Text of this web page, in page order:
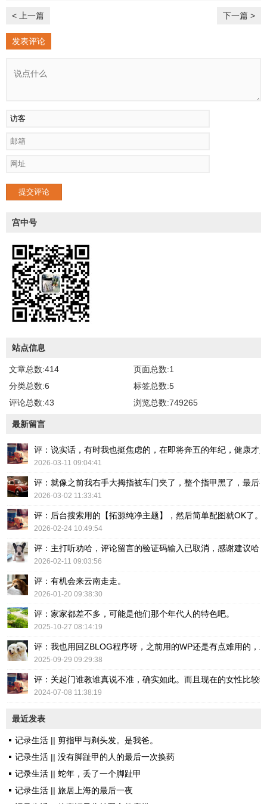
< 上一篇 下一篇 >
发表评论
提交评论
宫中号
站点信息
文章总数:414
页面总数:1
分类总数:6
标签总数:5
评论总数:43
浏览总数:749265
最新留言
评：说实话，有时我也挺焦虑的，在即将奔五的年纪，健康才
2026-03-11 09:04:41
评：就像之前我右手大拇指被车门夹了，整个指甲黑了，最后
2026-03-02 11:33:41
评：后台搜索用的【拓源纯净主题】，然后简单配图就OK了。
2026-02-24 10:49:54
评：主打听劝哈，评论留言的验证码输入已取消，感谢建议哈！
2026-02-11 09:03:56
评：有机会来云南走走。
2026-01-20 09:38:30
评：家家都差不多，可能是他们那个年代人的特色吧。
2025-10-27 08:14:19
评：我也用回ZBLOG程序呀，之前用的WP还是有点难用的，
2025-09-29 09:29:38
评：关起门谁教谁真说不准，确实如此。而且现在的女性比较
2024-07-08 11:38:19
最近发表
记录生活 || 剪指甲与剃头发。是我爸。
记录生活 || 没有脚趾甲的人的最后一次换药
记录生活 || 蛇年，丢了一个脚趾甲
记录生活 || 旅居上海的最后一夜